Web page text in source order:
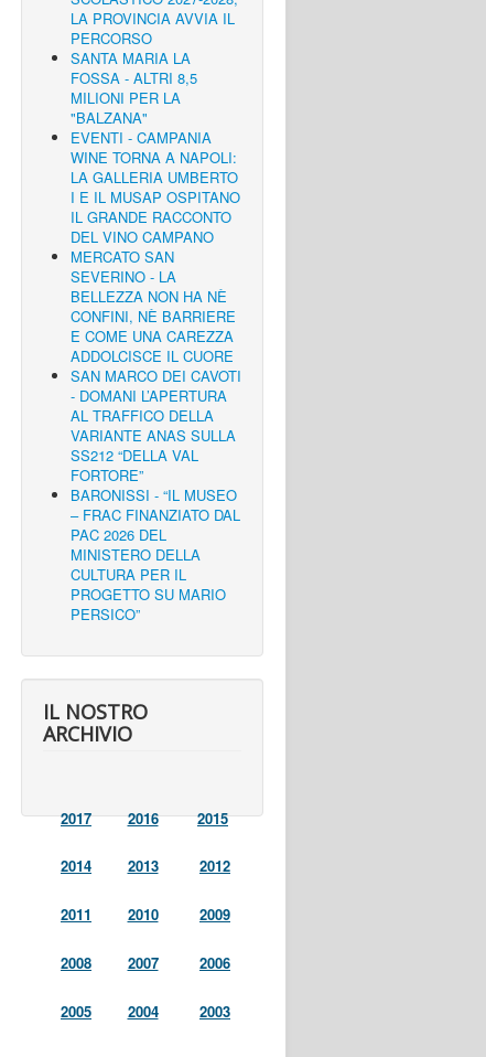
LA PROVINCIA AVVIA IL
PERCORSO
SANTA MARIA LA
FOSSA - ALTRI 8,5
MILIONI PER LA
"BALZANA"
EVENTI - CAMPANIA
WINE TORNA A NAPOLI:
LA GALLERIA UMBERTO
I E IL MUSAP OSPITANO
IL GRANDE RACCONTO
DEL VINO CAMPANO
MERCATO SAN
SEVERINO - LA
BELLEZZA NON HA NÈ
CONFINI, NÈ BARRIERE
E COME UNA CAREZZA
ADDOLCISCE IL CUORE
SAN MARCO DEI CAVOTI
- DOMANI L’APERTURA
AL TRAFFICO DELLA
VARIANTE ANAS SULLA
SS212 “DELLA VAL
FORTORE”
BARONISSI - “IL MUSEO
– FRAC FINANZIATO DAL
PAC 2026 DEL
MINISTERO DELLA
CULTURA PER IL
PROGETTO SU MARIO
PERSICO”
IL NOSTRO
ARCHIVIO
2017 2016 2015
2014 2013 2012
2011 2010 2009
2008 2007 2006
2005 2004 2003